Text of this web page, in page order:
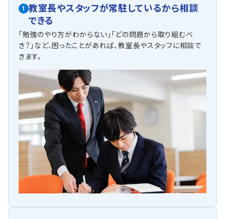
1
教室長やスタッフが常駐しているから相談
できる
「勉強のやり方がわからない」「どの問題から取り組むべ
き？」など、困ったことがあれば、教室長やスタッフに相談で
きます。